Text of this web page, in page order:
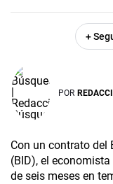
+
POR
Con un contrato del
(BID), el
de seis meses en